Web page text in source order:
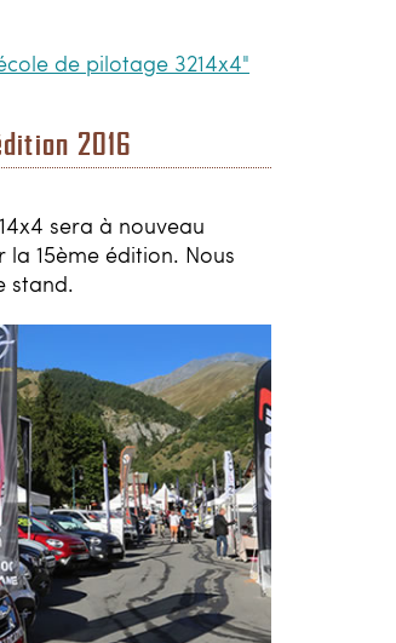
de pilotage 3214x4"
2016
sera à nouveau
15ème édition. Nous
stand.